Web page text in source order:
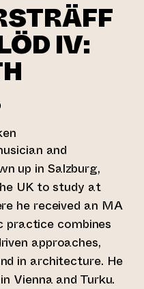
IV:
and
up in Salzburg,
UK to study at
he received an MA
combines
approaches,
in architecture. He
Vienna and Turku.